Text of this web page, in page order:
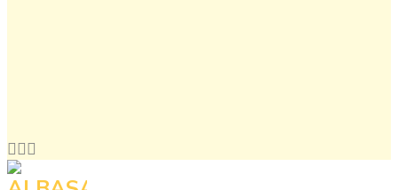
Facebook
Instagram